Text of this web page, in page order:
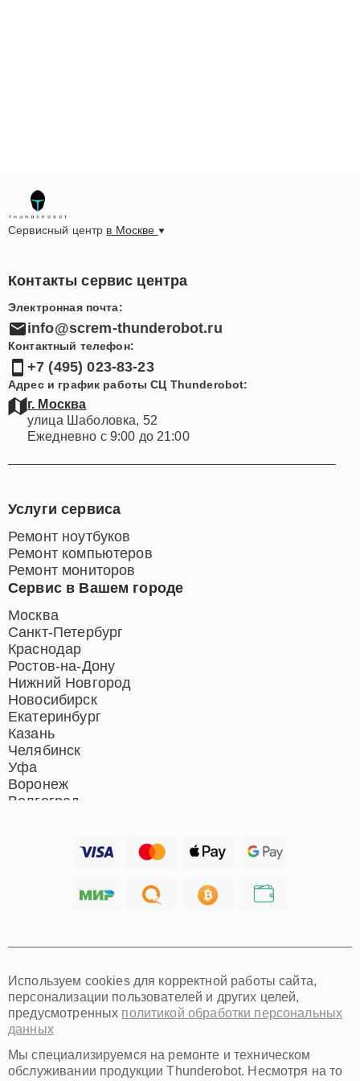
Сервисный центр в Москве
Контакты сервис центра
Электронная почта:
info@screm-thunderobot.ru
Контактный телефон:
+7 (495) 023-83-23
Адрес и график работы СЦ Thunderobot:
г. Москва
улица Шаболовка, 52
Ежедневно с 9:00 до 21:00
Сервис в Вашем городе
Москва
Санкт-Петербург
Краснодар
Ростов-на-Дону
Нижний Новгород
Новосибирск
Екатеринбург
Казань
Челябинск
Уфа
Воронеж
Волгоград
Хабаровск
Иркутск
Омск
Красноярск
Пермь
Ульяновск
Киров
Архангельск
Услуги сервиса
Ремонт ноутбуков
Ремонт компьютеров
Ремонт мониторов
Используем cookies для корректной работы сайта,
персонализации пользователей и других целей,
предусмотренных политикой обработки персональных
данных
Мы специализируемся на ремонте и техническом
обслуживании продукции Thunderobot. Несмотря на то